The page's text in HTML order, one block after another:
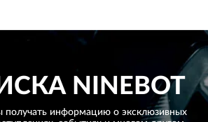
NINEBOT
получать информацию о эксклюзивных